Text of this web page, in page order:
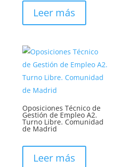
Leer más
Oposiciones Técnico de
Gestión de Empleo A2.
Turno Libre. Comunidad
de Madrid
Leer más